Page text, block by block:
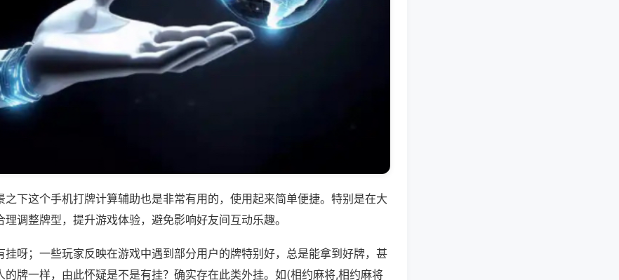
之下这个手机打牌计算辅助也是非常有用的，使用起来简单便捷。特别是在大
调整牌型，提升游戏体验，避免影响好友间互动乐趣。
挂呀；一些玩家反映在游戏中遇到部分用户的牌特别好，总是能拿到好牌，甚
的牌一样，由此怀疑是不是有挂？确实存在此类外挂。如(相约麻将,相约麻将